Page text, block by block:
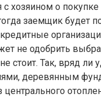
с хозяином о
заемщик будет
не одобрить
стоит. Так, вряд
деревянным